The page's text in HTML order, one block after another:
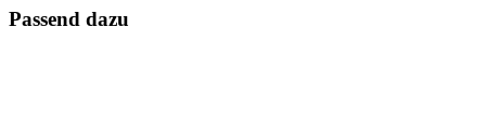
Passend dazu